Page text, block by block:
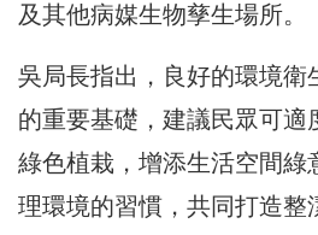
及其他病媒生物孳生場所。
吳局長指出，良好的環境衛
的重要基礎，建議民眾可適
綠色植栽，增添生活空間綠
理環境的習慣，共同打造整